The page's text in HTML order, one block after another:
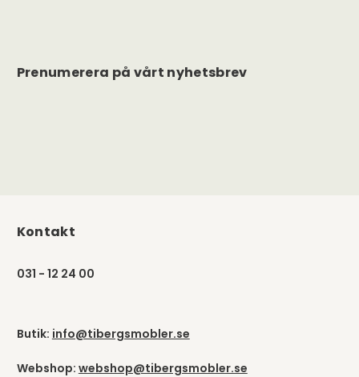
Prenumerera på vårt nyhetsbrev
Kontakt
031 - 12 24 00
Butik: info@tibergsmobler.se
Webshop: webshop@tibergsmobler.se